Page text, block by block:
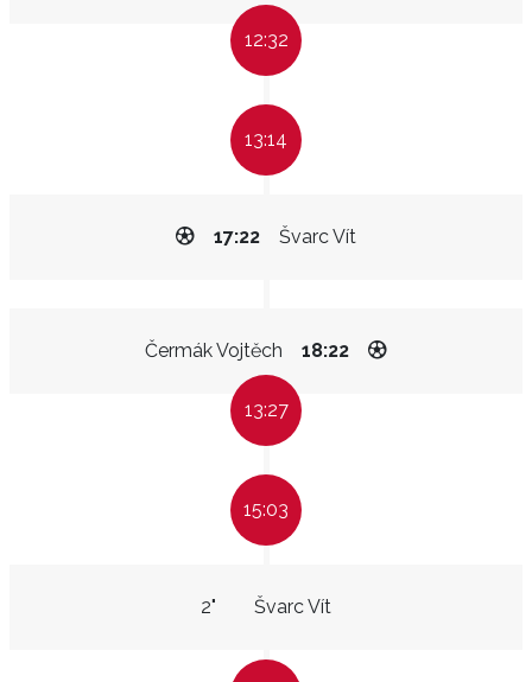
12:32
13:14
Švarc Vít
17:22
Čermák Vojtěch 18:22
13:27
15:03
Švarc Vít
2"